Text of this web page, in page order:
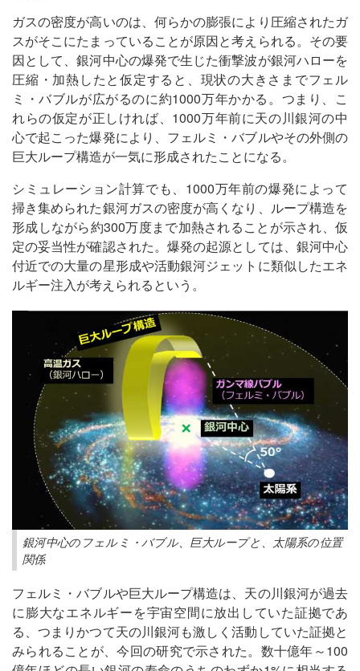
ガスの密度が高いのは、何らかの膨張により圧縮されたガ
スがそこにたまっていることが原因と考えられる。その要
因として、銀河中心の爆発で生じた衝撃波が銀河ハローを
圧縮・加熱したと仮定すると、現状の大きさまでフェル
ミ・バブルが広がるのに約1000万年かかる。つまり、こ
れらの仮定が正しければ、1000万年前に天の川銀河の中
心で起こった爆発により、フェルミ・バブルやその外側の
巨大ループ構造が一気に形成されたことになる。
シミュレーション計算でも、1000万年前の爆発によって
掃き集められた銀河ガスの密度が高くなり、ループ構造を
形成しながら約300万度まで加熱されることが示され、仮
定の妥当性が確認された。爆発の起源としては、銀河中心
付近での大量の星形成や活動銀河ジェットに類似したエネ
ルギー注入が考えられるという。
銀河中心のフェルミ・バブル、巨大ループと、太陽系の位置
関係
フェルミ・バブルや巨大ループ構造は、天の川銀河が過去
に膨大なエネルギーを宇宙空間に放出していた証拠であ
る、つまりかつて天の川銀河も激しく活動していた証拠と
みられることが、今回の研究で示された。数十億年～100